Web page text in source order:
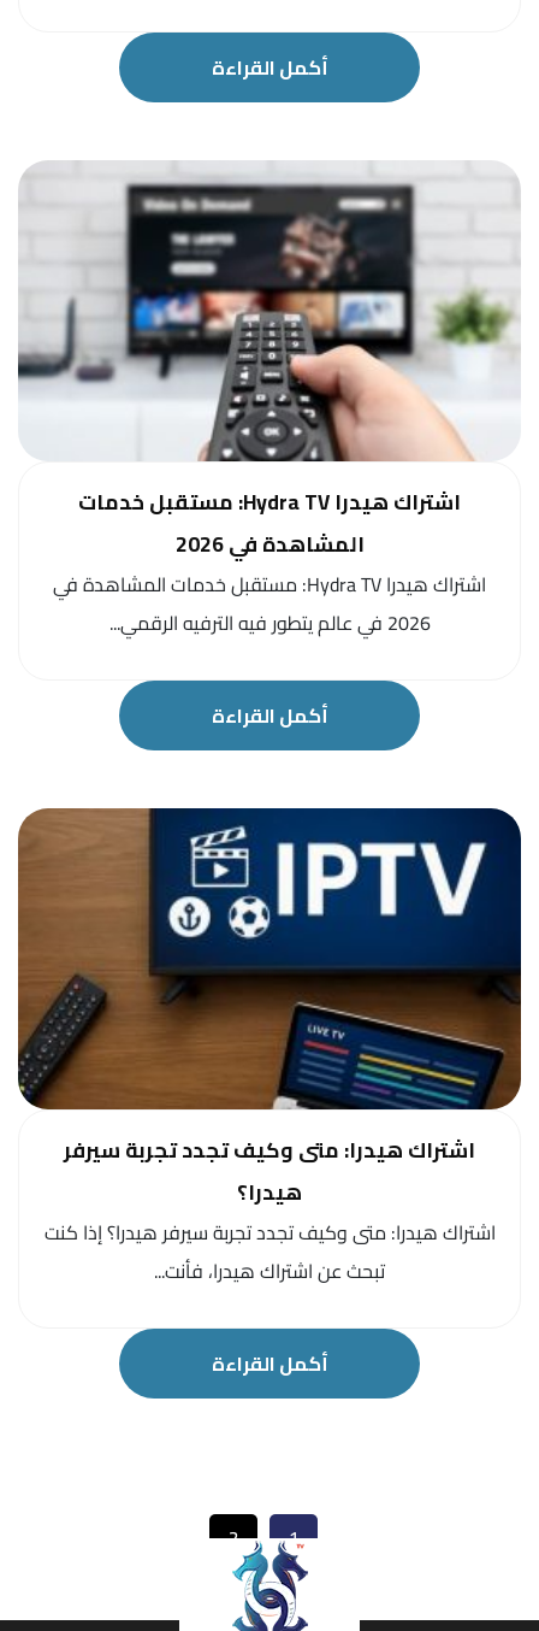
أكمل القراءة
اشتراك هيدرا Hydra TV: مستقبل خدمات
المشاهدة في 2026
اشتراك هيدرا Hydra TV: مستقبل خدمات المشاهدة في
2026 في عالم يتطور فيه الترفيه الرقمي...
أكمل القراءة
اشتراك هيدرا: متى وكيف تجدد تجربة سيرفر
هيدرا؟
اشتراك هيدرا: متى وكيف تجدد تجربة سيرفر هيدرا؟ إذا كنت
تبحث عن اشتراك هيدرا، فأنت...
أكمل القراءة
1
2